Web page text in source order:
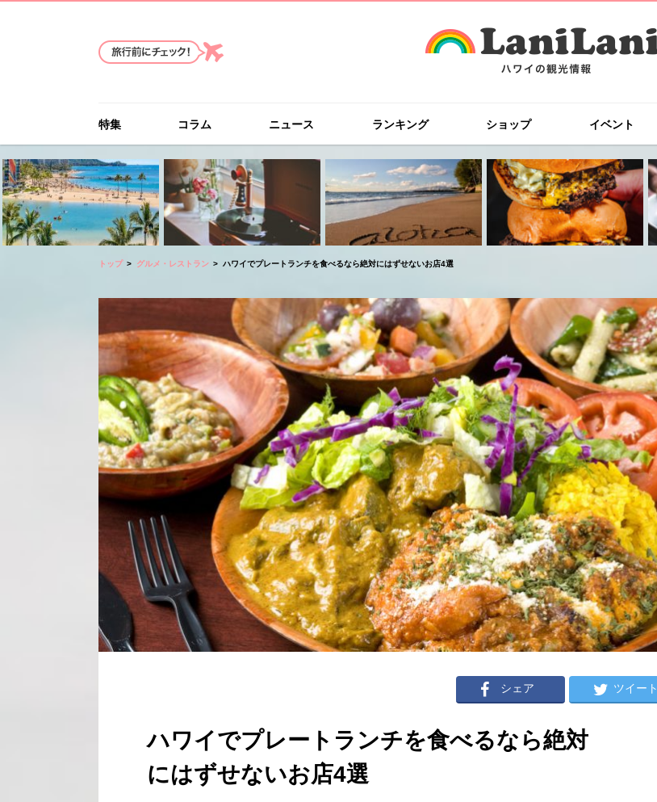
特集 コラム ニュース ランキング ショップ イベント
トップ グルメ・レストラン ハワイでプレートランチを食べるなら絶対にはずせないお店4選
シェア ツイート
ハワイでプレートランチを食べるなら絶対
にはずせないお店4選